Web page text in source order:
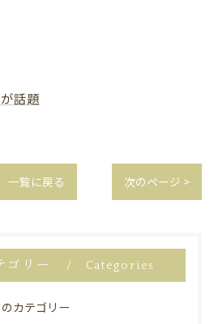
話題
一覧に戻る 次のページ >
ゴリー Categories
カテゴリー